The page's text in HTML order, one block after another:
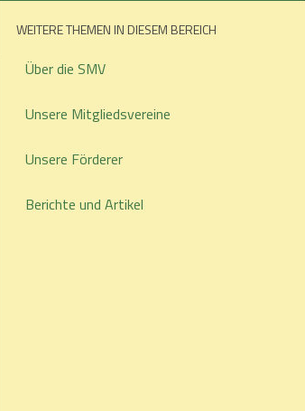
WEITERE THEMEN IN DIESEM BEREICH
Über die SMV
Unsere Mitgliedsvereine
Unsere Förderer
Berichte und Artikel